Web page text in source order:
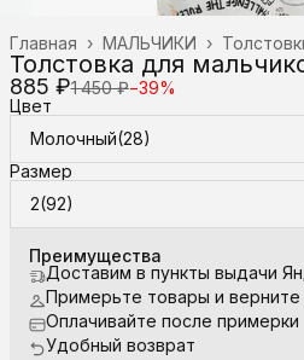
МАЛЬЧИКИ ›
Главная ›
Толстовка для
885 ₽1 450 ₽−39%
Цвет
Молочный(28)
Размер
2(92)
Преимущества
Доставим в пункты выдачи
Примерьте товары и
Оплачивайте после примерки
Удобный возврат